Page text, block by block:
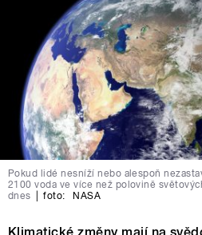
Pokud lidé nesníží nebo alespoň
2100 voda ve více než polovině
dnes
foto: NASA